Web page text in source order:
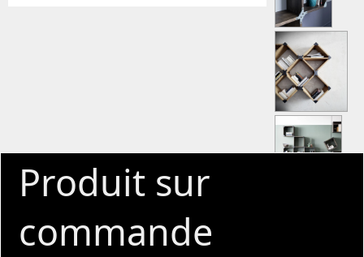
Produit sur
commande